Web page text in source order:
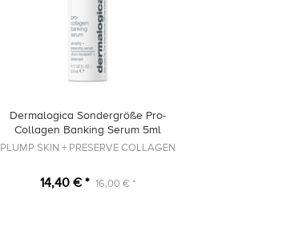
Dermalogica Sondergröße Pro-
Collagen Banking Serum 5ml
PLUMP SKIN + PRESERVE COLLAGEN
14,40 € * 16,00 € *